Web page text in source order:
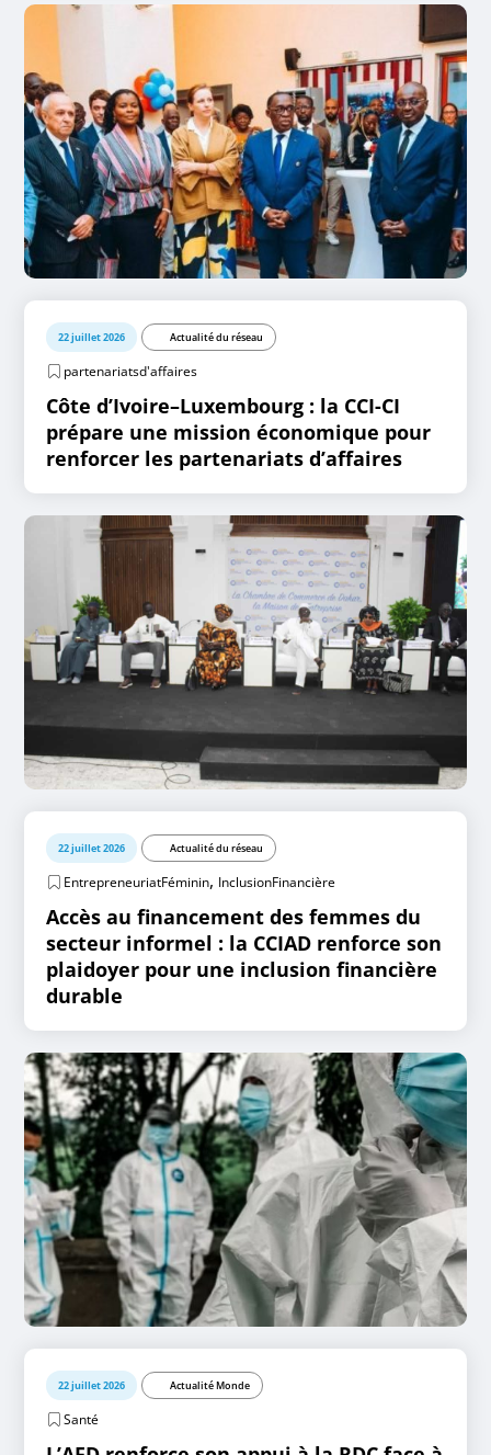
22 juillet 2026 Actualité du réseau
partenariatsd'affaires
Côte d’Ivoire–Luxembourg : la CCI-CI
prépare une mission économique pour
renforcer les partenariats d’affaires
22 juillet 2026 Actualité du réseau
EntrepreneuriatFéminin, InclusionFinancière
Accès au financement des femmes du
secteur informel : la CCIAD renforce son
plaidoyer pour une inclusion financière
durable
22 juillet 2026 Actualité Monde
Santé